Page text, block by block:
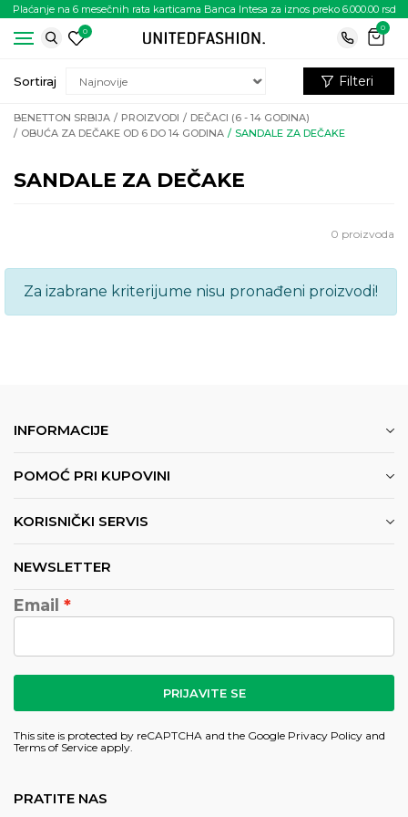
Plaćanje na 6 mesečnih rata karticama Banca Intesa za iznos preko 6.000.00 rsd
0
0
BENETTON SRBIJA PROIZVODI
DEČACI (6 - 14 GODINA)
OBUĆA ZA DEČAKE OD 6 DO 14 GODINA
SANDALE ZA DEČAKE
SANDALE ZA DEČAKE
Sortiraj Filteri
0 proizvoda
Za izabrane kriterijume nisu pronađeni proizvodi!
INFORMACIJE
POMOĆ PRI KUPOVINI
KORISNIČKI SERVIS
NEWSLETTER
Email
PRIJAVITE SE
This site is protected by reCAPTCHA and the Google Privacy Policy and
Terms of Service apply.
PRATITE NAS